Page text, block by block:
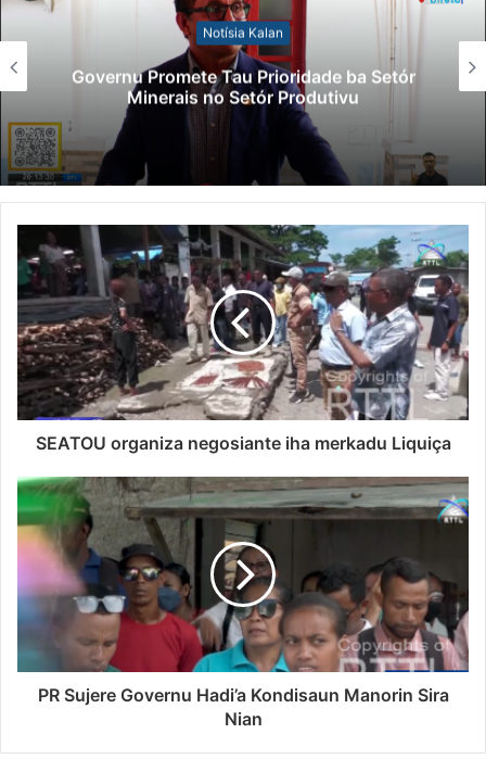
Notísia Kalan
Governu Promete Tau Prioridade ba Setór
Minerais no Setór Produtivu
SEATOU organiza negosiante iha merkadu Liquiça
PR Sujere Governu Hadi’a Kondisaun Manorin Sira
Nian